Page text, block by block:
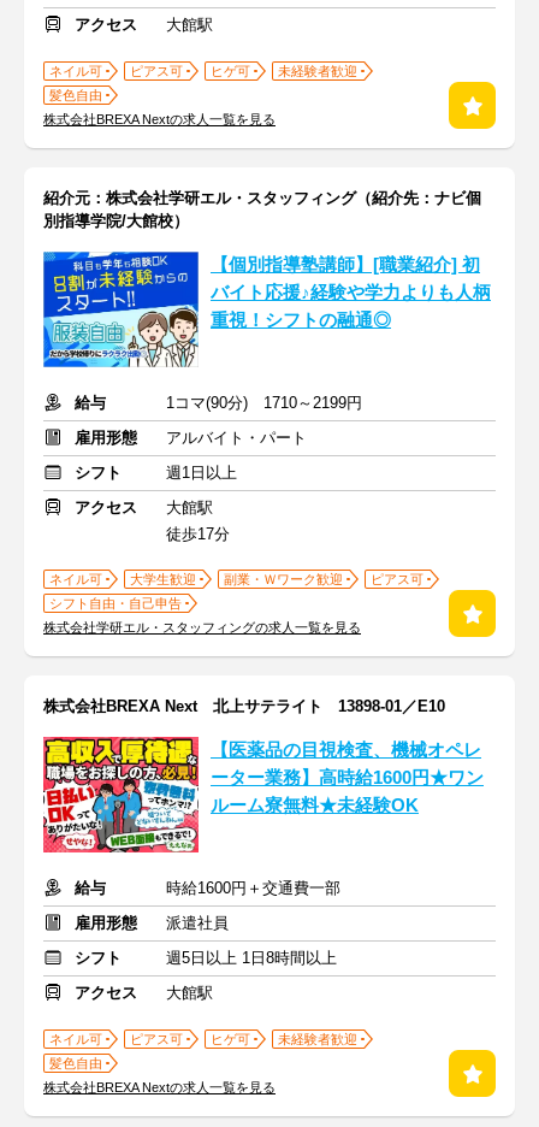
アクセス
大館駅
ネイル可 ピアス可 ヒゲ可
未経験者歓迎
髪色自由
株式会社BREXA Nextの求人一覧を見る
紹介元：株式会社学研エル・スタッフィング（紹介先：ナビ個
別指導学院/大館校）
【個別指導塾講師】[職業紹介] 初
バイト応援♪経験や学力よりも人柄
重視！シフトの融通◎
給与
1コマ(90分) 1710～2199円
雇用形態
アルバイト・パート
シフト
週1日以上
アクセス
大館駅
徒歩17分
ネイル可 大学生歓迎 副業・Ｗワーク歓迎
ピアス可
シフト自由・自己申告
株式会社学研エル・スタッフィングの求人一覧を見る
株式会社BREXA Next 北上サテライト 13898-01／E10
【医薬品の目視検査、機械オペレ
ーター業務】高時給1600円★ワン
ルーム寮無料★未経験OK
給与
時給1600円＋交通費一部
雇用形態
派遣社員
シフト
週5日以上 1日8時間以上
アクセス
大館駅
ネイル可 ピアス可 ヒゲ可
未経験者歓迎
髪色自由
株式会社BREXA Nextの求人一覧を見る